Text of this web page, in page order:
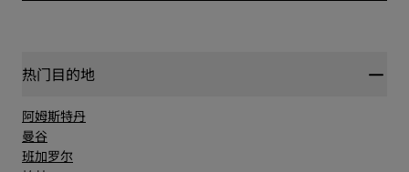
热门目的地
阿姆斯特丹
曼谷
班加罗尔